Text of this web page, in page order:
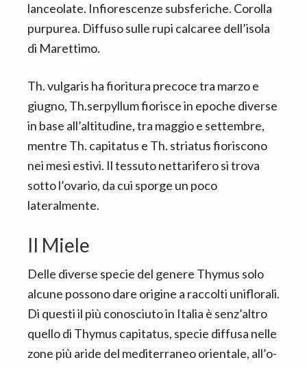
lanceolate. Infiorescenze subsferiche. Corolla
purpurea. Diffuso sulle rupi calcaree dell’isola
di Marettimo.
Th. vulgaris ha fioritura precoce tra marzo e
giugno, Th.serpyllum fiorisce in epoche diverse
in base all’altitudine, tra maggio e settembre,
mentre Th. capitatus e Th. striatus fioriscono
nei mesi estivi. Il tessuto nettarifero si trova
sotto l’ovario, da cui sporge un poco
lateralmente.
Il Miele
Delle diverse specie del genere Thymus solo
alcune possono dare origine a raccolti uniflorali.
Di questi il più conosciuto in Italia è senz’altro
quello di Thymus capitatus, specie diffusa nelle
zone più aride del mediterraneo orientale, all’o-